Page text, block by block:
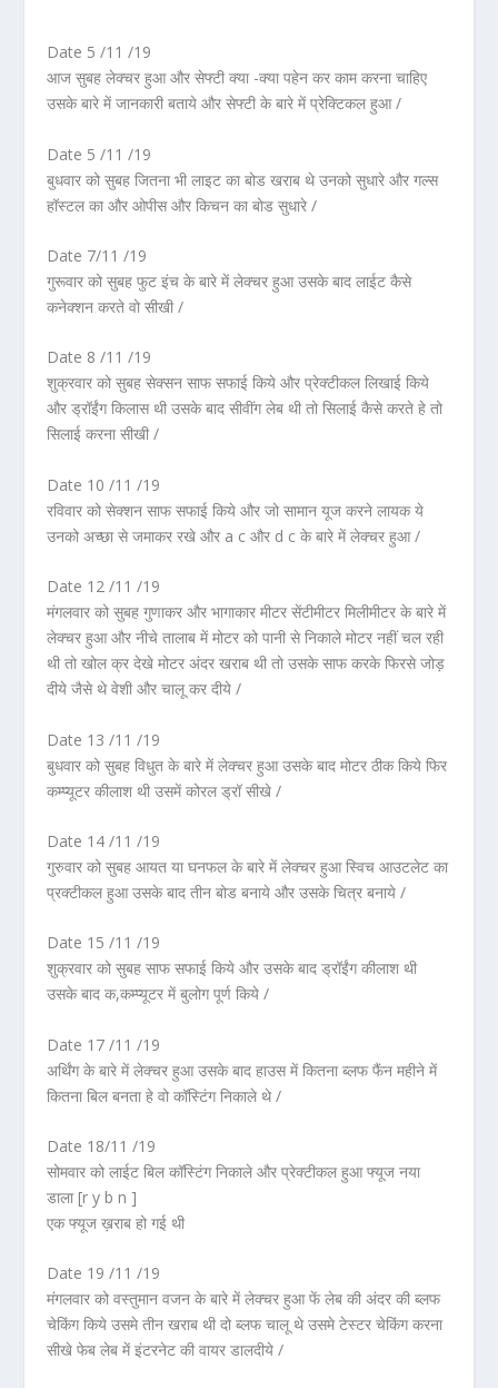
Date 5 /11 /19
आज सुबह लेक्चर हुआ और सेफ्टी क्या -क्या पहेन कर काम करना चाहिए
उसके बारे में जानकारी बताये और सेफ्टी के बारे में प्रेक्टिकल हुआ /
Date 5 /11 /19
बुधवार को सुबह जितना भी लाइट का बोड खराब थे उनको सुधारे और गल्स
हॉस्टल का और ओपीस और किचन का बोड सुधारे /
Date 7/11 /19
गुरूवार को सुबह फुट इंच के बारे में लेक्चर हुआ उसके बाद लाईट कैसे
कनेक्शन करते वो सीखी /
Date 8 /11 /19
शुक्रवार को सुबह सेक्सन साफ सफाई किये और प्रेक्टीकल लिखाई किये
और ड्रॉईंग किलास थी उसके बाद सीवींग लेब थी तो सिलाई कैसे करते हे तो
सिलाई करना सीखी /
Date 10 /11 /19
रविवार को सेक्शन साफ सफाई किये और जो सामान यूज करने लायक ये
उनको अच्छा से जमाकर रखे और a c और d c के बारे में लेक्चर हुआ /
Date 12 /11 /19
मंगलवार को सुबह गुणाकर और भागाकार मीटर सेंटीमीटर मिलीमीटर के बारे में
लेक्चर हुआ और नीचे तालाब में मोटर को पानी से निकाले मोटर नहीं चल रही
थी तो खोल क्र देखे मोटर अंदर खराब थी तो उसके साफ करके फिरसे जोड़
दीये जैसे थे वेशी और चालू कर दीये /
Date 13 /11 /19
बुधवार को सुबह विधुत के बारे में लेक्चर हुआ उसके बाद मोटर ठीक किये फिर
कम्प्यूटर कीलाश थी उसमें कोरल ड्रॉ सीखे /
Date 14 /11 /19
गुरुवार को सुबह आयत या घनफल के बारे में लेक्चर हुआ स्विच आउटलेट का
प्रक्टीकल हुआ उसके बाद तीन बोड बनाये और उसके चित्र बनाये /
Date 15 /11 /19
शुक्रवार को सुबह साफ सफाई किये और उसके बाद ड्रॉईंग कीलाश थी
उसके बाद क,कम्प्यूटर में बुलोग पूर्ण किये /
Date 17 /11 /19
अर्थिंग के बारे में लेक्चर हुआ उसके बाद हाउस में कितना ब्लफ फैंन महीने में
कितना बिल बनता हे वो कॉस्टिंग निकाले थे /
Date 18/11 /19
सोमवार को लाईट बिल कॉस्टिंग निकाले और प्रेक्टीकल हुआ फ्यूज नया
डाला [r y b n ]
एक फ्यूज ख़राब हो गई थी
Date 19 /11 /19
मंगलवार को वस्तुमान वजन के बारे में लेक्चर हुआ फें लेब की अंदर की ब्लफ
चेकिंग किये उसमे तीन खराब थी दो ब्लफ चालू थे उसमे टेस्टर चेकिंग करना
सीखे फेब लेब में इंटरनेट की वायर डालदीये /